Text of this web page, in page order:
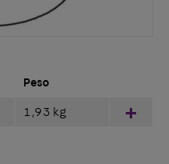
Peso
1,93 kg